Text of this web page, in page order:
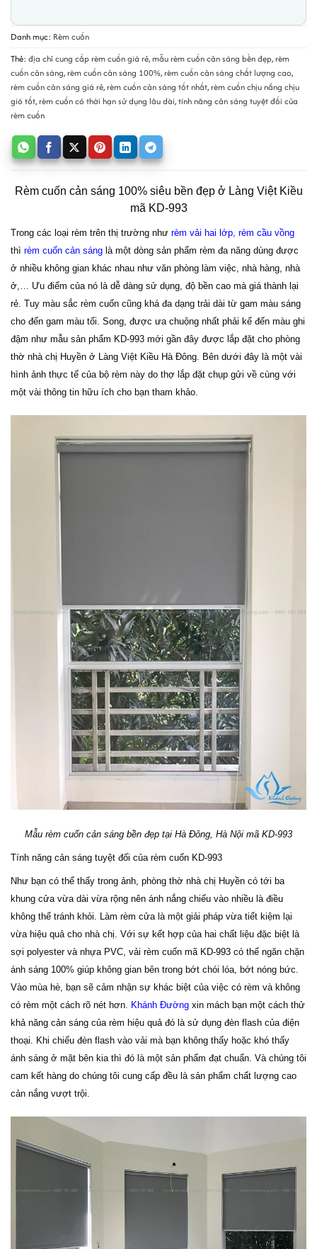
Danh mục: Rèm cuốn
Thẻ: địa chỉ cung cấp rèm cuốn giá rẻ,mẫu rèm cuốn cản sáng bền đẹp,rèm
cuốn cản sáng,rèm cuốn cản sáng 100%,rèm cuốn cản sáng chất lượng cao,
rèm cuốn cản sáng giá rẻ,rèm cuốn cản sáng tốt nhất,rèm cuốn chịu nắng chịu
gió tốt,rèm cuốn có thời hạn sử dụng lâu dài,tính năng cản sáng tuyệt đối của
rèm cuốn
Rèm cuốn cản sáng 100% siêu bền đẹp ở Làng Việt Kiều
mã KD-993
Trong các loại rèm trên thị trường như rèm vải hai lớp rèm cầu vồng
thì rèm cuốn cản sáng là một dòng sản phẩm rèm đa năng dùng được
ở nhiều không gian khác nhau như văn phòng làm việc, nhà hàng, nhà
ở,… Ưu điểm của nó là dễ dàng sử dụng, độ bền cao mà giá thành lại
rẻ. Tuy màu sắc rèm cuốn cũng khá đa dạng trải dài từ gam màu sáng
cho đến gam màu tối. Song, được ưa chuộng nhất phải kể đến màu ghi
đậm như mẫu sản phẩm KD-993 mới gần đây được lắp đặt cho phòng
thờ nhà chị Huyền ở Làng Việt Kiều Hà Đông. Bên dưới đây là một vài
hình ảnh thực tế của bộ rèm này do thợ lắp đặt chụp gửi về cùng với
một vài thông tin hữu ích cho bạn tham khảo.
Mẫu rèm cuốn cản sáng bền đẹp tại Hà Đông, Hà Nội mã KD-993
Tính năng cản sáng tuyệt đối của rèm cuốn KD-993
Như bạn có thể thấy trong ảnh, phòng thờ nhà chị Huyền có tới ba
khung cửa vừa dài vừa rộng nên ánh nắng chiếu vào nhiều là điều
không thể tránh khỏi. Làm rèm cửa là một giải pháp vừa tiết kiệm lại
vừa hiệu quả cho nhà chị. Với sự kết hợp của hai chất liệu đặc biệt là
sợi polyester và nhựa PVC, vải rèm cuốn mã KD-993 có thể ngăn chặn
ánh sáng 100% giúp không gian bên trong bớt chói lóa, bớt nóng bức.
Vào mùa hè, bạn sẽ cảm nhận sự khác biệt của việc có rèm và không
có rèm một cách rõ nét hơn. Khánh Đường xin mách bạn một cách thử
khả năng cản sáng của rèm hiệu quả đó là sử dụng đèn flash của điện
thoại. Khi chiếu đèn flash vào vải mà bạn không thấy hoặc khó thấy
ánh sáng ở mặt bên kia thì đó là một sản phẩm đạt chuẩn. Và chúng tôi
cam kết hàng do chúng tôi cung cấp đều là sản phẩm chất lượng cao
cản nắng vượt trội.